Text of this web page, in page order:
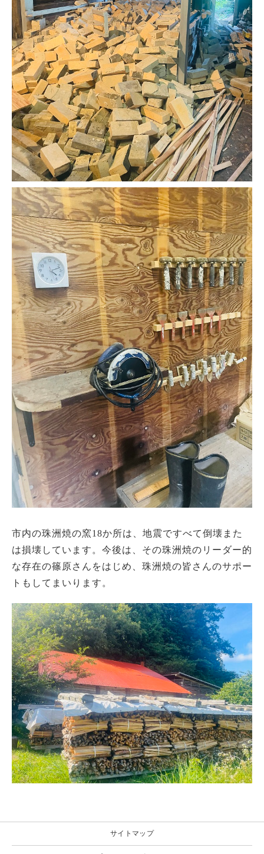
市内の珠洲焼の窯18か所は、地震ですべて倒壊また
は損壊しています。今後は、その珠洲焼のリーダー的
な存在の篠原さんをはじめ、珠洲焼の皆さんのサポー
トもしてまいります。
サイトマップ